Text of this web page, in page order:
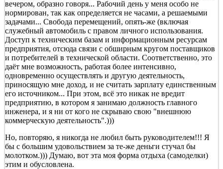
вечером, образно говоря... Рабочий день у меня особо не
нормирован, так как определяется не часами, а решаемыми
задачами... Свобода перемещений, опять-же (включая
служебный автомобиль с правом личного использования.
Доступ к техническим базам и информационным ресурсам
предприятия, отсюда связи с обширным кругом поставщиков
и потребителей в технической области. Соответственно, это
даёт мне возможность, работая более интенсивно,
одновременно осуществлять и другую деятельность,
приносящую мне доход, и не считать зарплату единственным
его источником... При этом, всё это никак не вредит
предприятию, в котором я занимаю должность главного
инженера, и я ни от кого не скрываю свою "внешнюю
коммерческую деятельность".)))
Но, повторяю, я никогда не любил быть руководителем!!! Я
бы с большим удовольствием за те-же деньги стучал бы
молотком.))) Думаю, вот эта моя форма отдыха (самоделки)
этим и обусловлена.